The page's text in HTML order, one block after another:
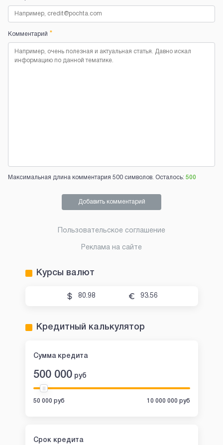
Комментарий *
Максимальная длина комментария 500 символов. Осталось: 500
Добавить комментарий
Пользовательское соглашение
Реклама на сайте
Курсы валют
80.98 93.56
Кредитный калькулятор
Сумма кредита
500 000 руб
50 000 руб 10 000 000 руб
Срок кредита